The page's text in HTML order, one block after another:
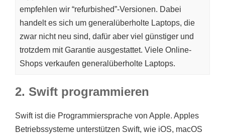
empfehlen wir “refurbished”-Versionen. Dabei
handelt es sich um generalüberholte Laptops, die
zwar nicht neu sind, dafür aber viel günstiger und
trotzdem mit Garantie ausgestattet. Viele Online-
Shops verkaufen generalüberholte Laptops.
2. Swift programmieren
Swift ist die Programmiersprache von Apple. Apples
Betriebssysteme unterstützen Swift, wie iOS, macOS